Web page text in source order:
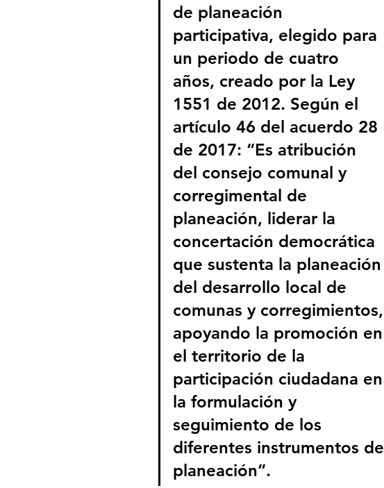
de planeación
participativa, elegido para
un periodo de cuatro
años, creado por la Ley
1551 de 2012. Según el
artículo 46 del acuerdo 28
de 2017: “Es atribución
del consejo comunal y
corregimental de
planeación, liderar la
concertación democrática
que sustenta la planeación
del desarrollo local de
comunas y corregimientos,
apoyando la promoción en
el territorio de la
participación ciudadana en
la formulación y
seguimiento de los
diferentes instrumentos de
planeación”.